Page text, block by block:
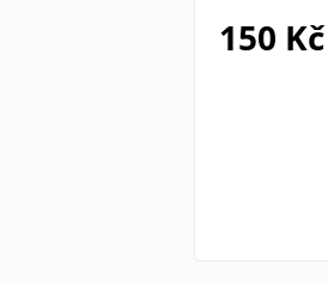
150 Kč